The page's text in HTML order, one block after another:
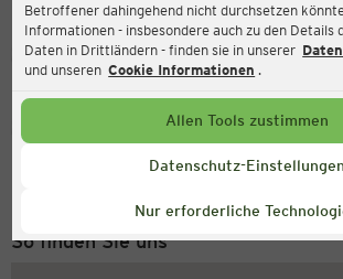
Betroffener dahingehend nicht durchsetzen
Informationen - insbesondere auch zu den Details
Daten in Drittländern - finden sie in unserer
und unseren Cookie Informationen .
Allen Tools zustimmen
Datenschutz-Einstellungen
Nur erforderliche
Aktuell:
Geschlossen
Service Hotline
+43 (0) 1 2675 502
So finden Sie uns